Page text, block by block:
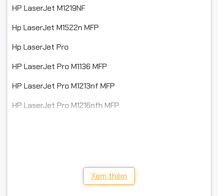
HP LaserJet M1219NF
Hp LaserJet M1522n MFP
Hp LaserJet Pro
HP LaserJet Pro M1136 MFP
HP LaserJet Pro M1213nf MFP
HP LaserJet Pro M1216nfh MFP
Cartridge Canon CRG325
Xem thêm
#CRG-312 Toner Cartridge
#CRG-372 Toner Cartridge
#CRG-912 Toner cartridge
#CE285A Toner Cartridge
#Hp LaserJet Multifunction
#Hp LaserJet M1120 MFP